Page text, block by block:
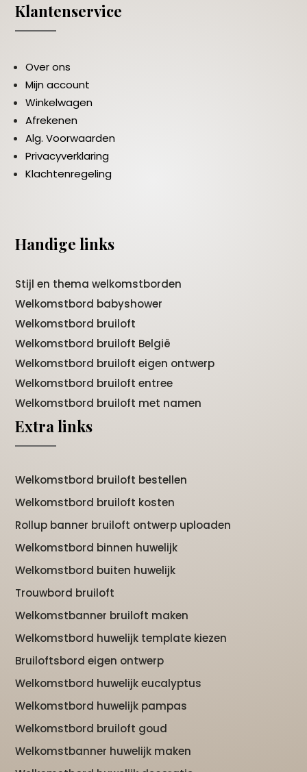
Klantenservice
Over ons
Mijn account
Winkelwagen
Afrekenen
Alg. Voorwaarden
Privacyverklaring
Klachtenregeling
Handige links
Stijl en thema welkomstborden
Welkomstbord babyshower
Welkomstbord bruiloft
Welkomstbord bruiloft België
Welkomstbord bruiloft eigen ontwerp
Welkomstbord bruiloft entree
Welkomstbord bruiloft met namen
Extra links
Welkomstbord bruiloft bestellen
Welkomstbord bruiloft kosten
Rollup banner bruiloft ontwerp uploaden
Welkomstbord binnen huwelijk
Welkomstbord buiten huwelijk
Trouwbord bruiloft
Welkomstbanner bruiloft maken
Welkomstbord huwelijk template kiezen
Bruiloftsbord eigen ontwerp
Welkomstbord huwelijk eucalyptus
Welkomstbord huwelijk pampas
Welkomstbord bruiloft goud
Welkomstbanner huwelijk maken